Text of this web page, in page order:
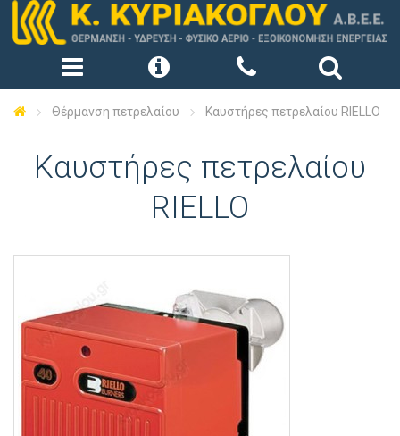
Θέρμανση πετρελαίου Καυστήρες πετρελαίου RIELLO
Καυστήρες πετρελαίου
RIELLO